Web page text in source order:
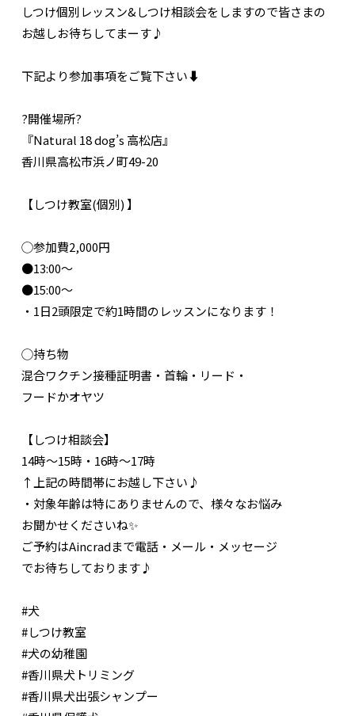
しつけ個別レッスン&しつけ相談会をしますので皆さまの
お越しお待ちしてまーす♪
下記より参加事項をご覧下さい⬇️
?開催場所?
『Natural 18 dog’s 高松店』
香川県高松市浜ノ町49-20
【しつけ教室(個別) 】
◯参加費2,000円
●13:00〜
●15:00〜
・1日2頭限定で約1時間のレッスンになります！
◯持ち物
混合ワクチン接種証明書・首輪・リード・
フードかオヤツ
【しつけ相談会】
14時〜15時・16時〜17時
↑上記の時間帯にお越し下さい♪
・対象年齢は特にありませんので、様々なお悩み
お聞かせくださいね✨
ご予約はAincradまで電話・メール・メッセージ
でお待ちしております♪
#犬
#しつけ教室
#犬の幼稚園
#香川県犬トリミング
#香川県犬出張シャンプー